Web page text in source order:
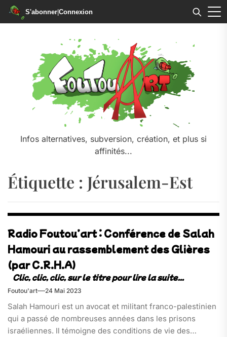
S'abonner|Connexion
Infos alternatives, subversion, création, et plus si
affinités...
Étiquette : Jérusalem-Est
Radio Foutou’art : Conférence de Salah
Hamouri au rassemblement des Glières
(par C.R.H.A)
Foutou'art 24 Mai 2023
Salah Hamouri est un avocat et militant franco-palestinien
qui a passé de nombreuses années dans les prisons
israéliennes. Il témoigne des conditions de vie des